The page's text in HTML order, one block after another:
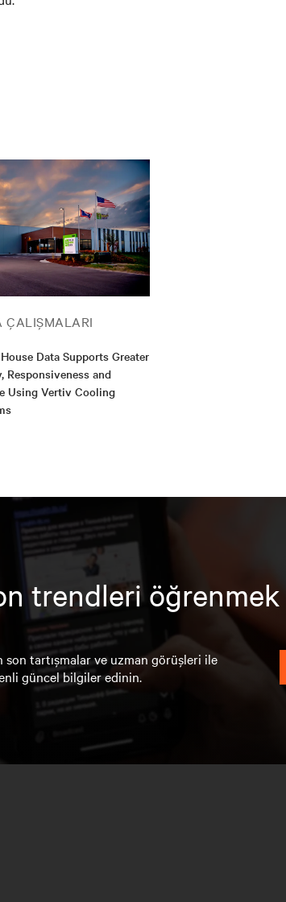
ÇALIŞMALARI
Data Supports Greater
Responsiveness and
Using Vertiv Cooling
trendleri
tartışmalar ve uzman görüşleri ile
güncel bilgiler edinin.